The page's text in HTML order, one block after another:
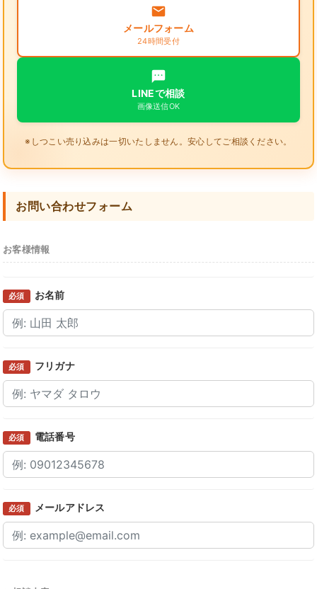
メールフォーム
24時間受付
LINEで相談
画像送信OK
※しつこい売り込みは一切いたしません。安心してご相談ください。
お問い合わせフォーム
お客様情報
必須 お名前
必須 フリガナ
必須 電話番号
必須 メールアドレス